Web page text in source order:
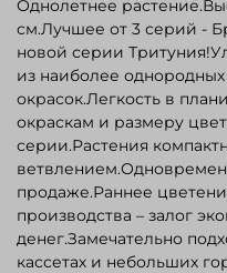
Однолетнее
см.Лучшее от 3 серий -
новой серии
из наиболее
окрасок.Легкость в
окраскам и размеру
серии.Растения
продаже.Раннее
производства – залог
денег.Замечательно
кассетах и небольших